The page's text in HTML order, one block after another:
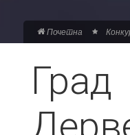
Почетна
Град